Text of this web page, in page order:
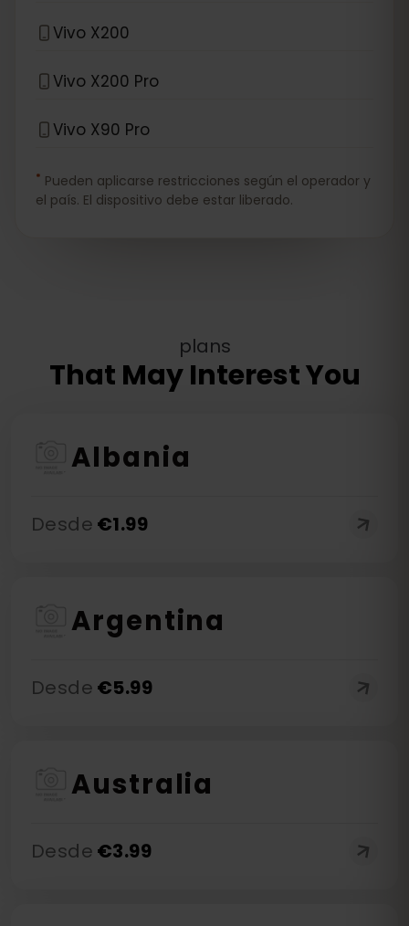
Vivo X200
Vivo X200 Pro
Vivo X90 Pro
* Pueden aplicarse restricciones según el operador y
el país. El dispositivo debe estar liberado.
plans
That May Interest You
Albania
Desde €1.99
Argentina
Desde €5.99
Australia
Desde €3.99